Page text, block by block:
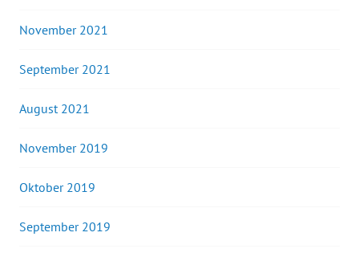
November 2021
September 2021
August 2021
November 2019
Oktober 2019
September 2019